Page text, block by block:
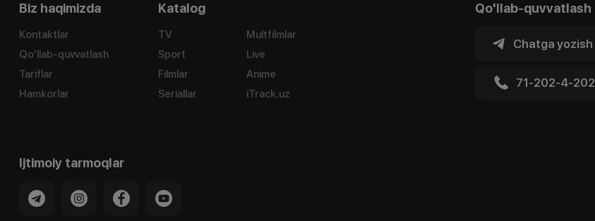
Biz haqimizda
Kontaktlar
Qo'llab-quvvatlash
Tariflar
Hamkorlar
Katalog
TV
Sport
Filmlar
Seriallar
Multfilmlar
Live
Anime
iTrack.uz
Qo'llab-quvvatlash
Chatga yozish
71-202-4-202
Ijtimoiy tarmoqlar